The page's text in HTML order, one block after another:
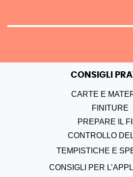
CONSIGLI
CARTE E
FINITURE
PREPARE IL
CONTROLLO
TEMPISTICHE E
CONSIGLI PER